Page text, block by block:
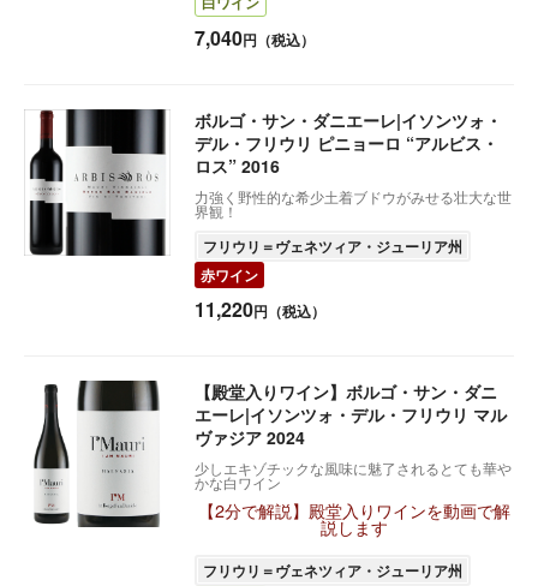
7,040円（税込）
ボルゴ・サン・ダニエーレ|イソンツォ・
デル・フリウリ ピニョーロ “アルビス・
ロス” 2016
力強く野性的な希少土着ブドウがみせる壮大な世
界観！
フリウリ＝ヴェネツィア・ジューリア州
赤ワイン
11,220円（税込）
【殿堂入りワイン】ボルゴ・サン・ダニ
エーレ|イソンツォ・デル・フリウリ マル
ヴァジア 2024
少しエキゾチックな風味に魅了されるとても華や
かな白ワイン
【2分で解説】殿堂入りワインを動画で解
説します
フリウリ＝ヴェネツィア・ジューリア州